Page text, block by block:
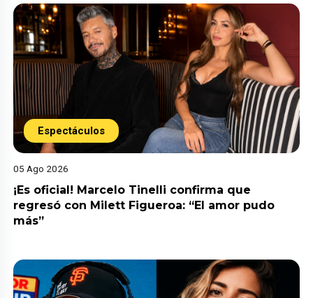
Espectáculos
05 Ago 2026
¡Es oficial! Marcelo Tinelli confirma que
regresó con Milett Figueroa: “El amor pudo
más”